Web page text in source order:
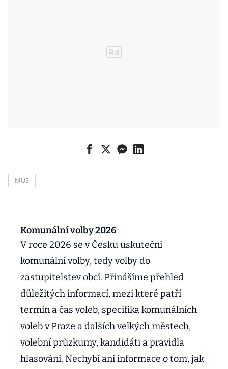
MUS
Komunální volby 2026
V roce 2026 se v Česku uskuteční
komunální volby, tedy volby do
zastupitelstev obcí. Přinášíme přehled
důležitých informací, mezi které patří
termín a čas voleb, specifika komunálních
voleb v Praze a dalších velkých městech,
volební průzkumy, kandidáti a pravidla
hlasování. Nechybí ani informace o tom, jak